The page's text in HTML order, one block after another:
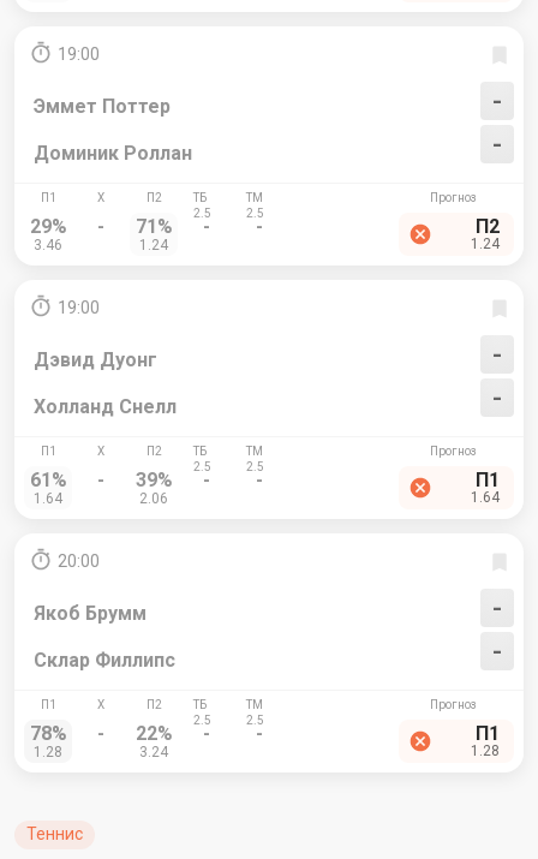
19:00
Эммет Поттер
-
-
Доминик Роллан
29%
3.46
- 71%
1.24
- - П2
1.24
19:00
Дэвид Дуонг
-
-
Холланд Снелл
61%
1.64
- 39%
2.06
- - П1
1.64
20:00
Якоб Брумм
-
-
Склар Филлипс
78%
1.28
- 22%
3.24
- - П1
1.28
Теннис